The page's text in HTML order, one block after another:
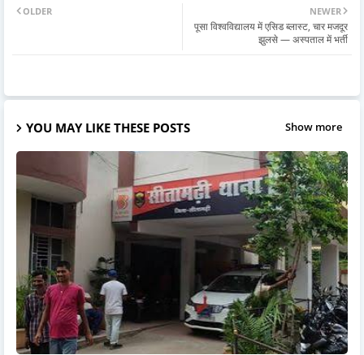
NEWER
पूसा विश्वविद्यालय में एसिड ब्लास्ट, चार मजदूर
झुलसे — अस्पताल में भर्ती
OLDER
YOU MAY LIKE THESE POSTS Show more